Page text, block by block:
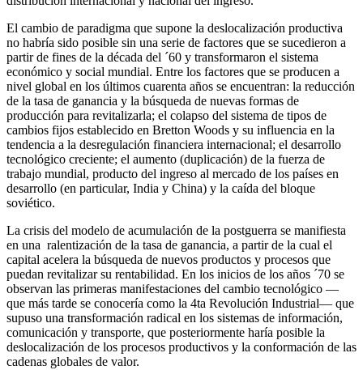
El cambio de paradigma que supone la deslocalización productiva
no habría sido posible sin una serie de factores que se sucedieron a
partir de fines de la década del ´60 y transformaron el sistema
económico y social mundial. Entre los factores que se producen a
nivel global en los últimos cuarenta años se encuentran: la reducción
de la tasa de ganancia y la búsqueda de nuevas formas de
producción para revitalizarla; el colapso del sistema de tipos de
cambios fijos establecido en Bretton Woods y su influencia en la
tendencia a la desregulación financiera internacional; el desarrollo
tecnológico creciente; el aumento (duplicación) de la fuerza de
trabajo mundial, producto del ingreso al mercado de los países en
desarrollo (en particular, India y China) y la caída del bloque
soviético.
La crisis del modelo de acumulación de la postguerra se manifiesta
en una ralentización de la tasa de ganancia, a partir de la cual el
capital acelera la búsqueda de nuevos productos y procesos que
puedan revitalizar su rentabilidad. En los inicios de los años ´70 se
observan las primeras manifestaciones del cambio tecnológico —
que más tarde se conocería como la 4ta Revolución Industrial— que
supuso una transformación radical en los sistemas de información,
comunicación y transporte, que posteriormente haría posible la
deslocalización de los procesos productivos y la conformación de las
cadenas globales de valor.